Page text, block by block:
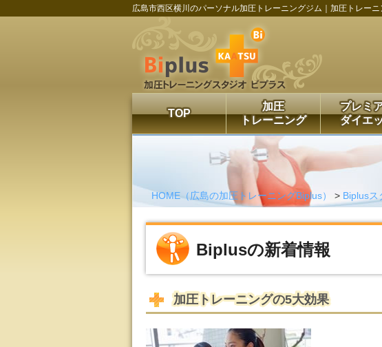
広島市西区横川のパーソナル加圧トレーニングジム｜加圧トレー
TOP
加圧
トレーニング
プレミ
ダイエ
HOME（広島の加圧トレーニングBiplus） > Biplusス
Biplusの新着情報
加圧トレーニングの5大効果